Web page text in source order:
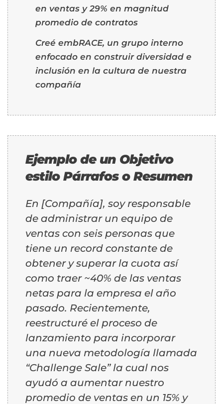
en ventas y 29% en magnitud
promedio de contratos
Creé embRACE, un grupo interno
enfocado en construir diversidad e
inclusión en la cultura de nuestra
compañía
Ejemplo de un Objetivo
estilo Párrafos o Resumen
En [Compañía], soy responsable
de administrar un equipo de
ventas con seis personas que
tiene un record constante de
obtener y superar la cuota así
como traer ~40% de las ventas
netas para la empresa el año
pasado. Recientemente,
reestructuré el proceso de
lanzamiento para incorporar
una nueva metodología llamada
“Challenge Sale” la cual nos
ayudó a aumentar nuestro
promedio de ventas en un 15% y